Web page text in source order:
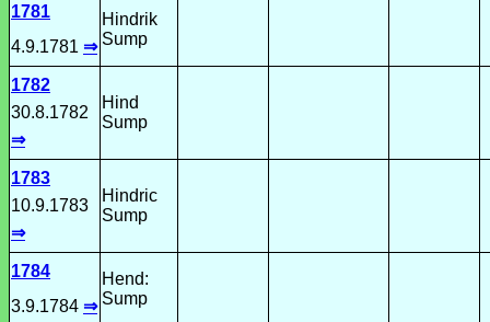
1781
4.9.1781 ⇒
Hindrik
Sump
1782
30.8.1782
⇒
Hind
Sump
1783
10.9.1783
⇒
Hindric
Sump
1784
3.9.1784 ⇒
Hend:
Sump